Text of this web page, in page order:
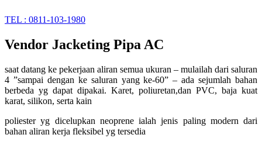
TEL : 0811-103-1980
Vendor Jacketing Pipa AC
saat datang ke pekerjaan aliran semua ukuran – mulailah dari saluran
4 ”sampai dengan ke saluran yang ke-60” – ada sejumlah bahan
berbeda yg dapat dipakai. Karet, poliuretan,dan PVC, baja kuat
karat, silikon, serta kain
poliester yg dicelupkan neoprene ialah jenis paling modern dari
bahan aliran kerja fleksibel yg tersedia